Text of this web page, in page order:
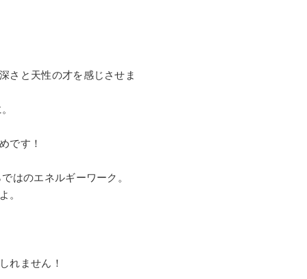
さと天性の才を感じさせま
です！
はのエネルギーワーク。
。
れません！